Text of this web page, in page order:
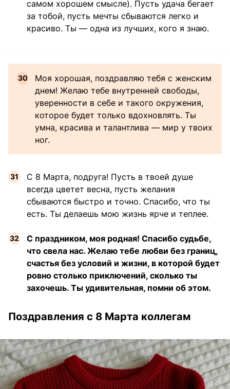
самом хорошем смысле). Пусть удача бегает
за тобой, пусть мечты сбываются легко и
красиво. Ты — одна из лучших, кого я знаю.
Моя хорошая, поздравляю тебя с женским
днем! Желаю тебе внутренней свободы,
уверенности в себе и такого окружения,
которое будет только вдохновлять. Ты
умна, красива и талантлива — мир у твоих
ног.
С 8 Марта, подруга! Пусть в твоей душе
всегда цветет весна, пусть желания
сбываются быстро и точно. Спасибо, что ты
есть. Ты делаешь мою жизнь ярче и теплее.
С праздником, моя родная! Спасибо судьбе,
что свела нас. Желаю тебе любви без границ,
счастья без условий и жизни, в которой будет
ровно столько приключений, сколько ты
захочешь. Ты удивительная, помни об этом.
Поздравления с 8 Марта коллегам